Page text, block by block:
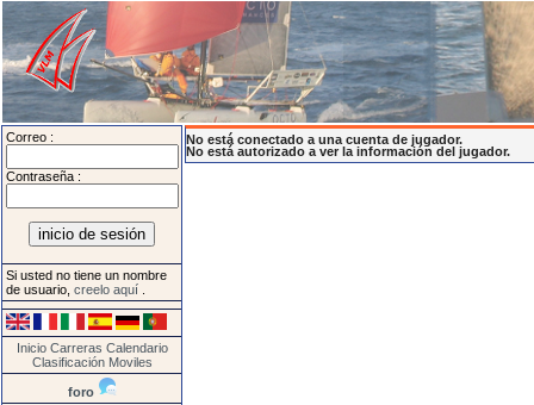
Correo :
Contraseña :
Si usted no tiene un nombre
de usuario, creelo aquí
Inicio Carreras Calendario
Clasificación Moviles
foro
No está conectado a una cuenta de jugador.
No está autorizado a ver la información del jugador.